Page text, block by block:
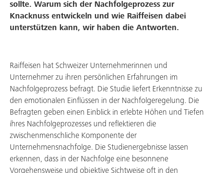
Aktuelles & Angebote
Mitgliedschaft
Arbeiten bei uns
sollte. Warum sich der Nachfolgeprozess zur
Knacknuss entwickeln und wie Raiffeisen dabei
unterstützen kann, wir haben die Antworten.
Raiffeisen hat Schweizer Unternehmerinnen und
Unternehmer zu ihren persönlichen Erfahrungen im
Nachfolgeprozess befragt. Die Studie liefert Erkenntnisse zu
den emotionalen Einflüssen in der Nachfolgeregelung. Die
Befragten geben einen Einblick in erlebte Höhen und Tiefen
ihres Nachfolgeprozesses und reflektieren die
zwischenmenschliche Komponente der
Unternehmensnachfolge. Die Studienergebnisse lassen
erkennen, dass in der Nachfolge eine besonnene
Vorgehensweise und objektive Sichtweise oft in den